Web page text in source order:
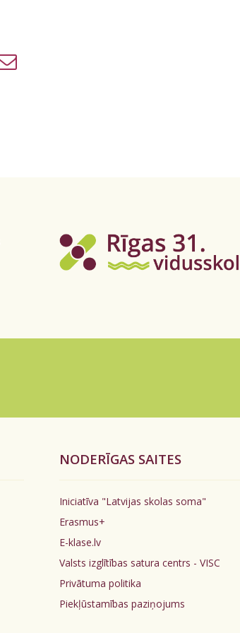
NODERĪGAS SAITES
Iniciatīva "Latvijas skolas soma"
Erasmus+
E-klase.lv
Valsts izglītības satura centrs - VISC
Privātuma politika
Piekļūstamības paziņojums